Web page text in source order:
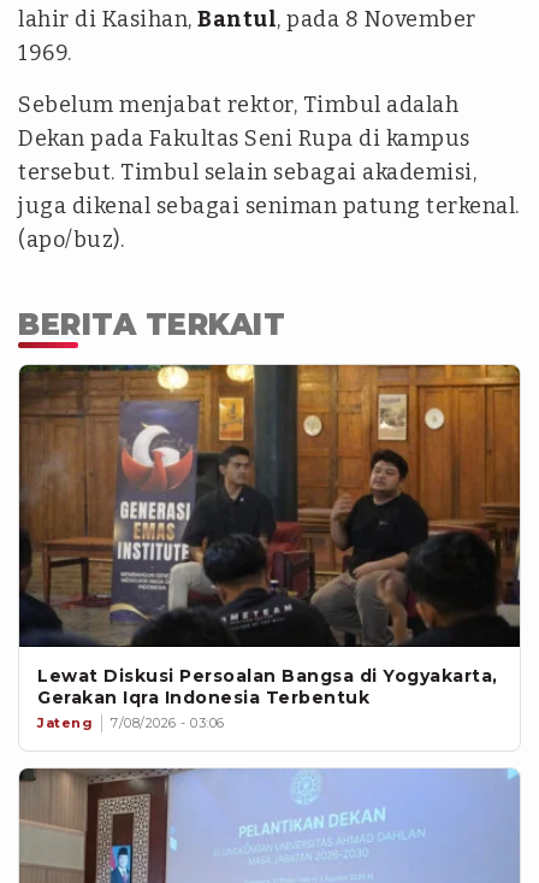
lahir di Kasihan, Bantul, pada 8 November
1969.
Sebelum menjabat rektor, Timbul adalah
Dekan pada Fakultas Seni Rupa di kampus
tersebut. Timbul selain sebagai akademisi,
juga dikenal sebagai seniman patung terkenal.
(apo/buz).
BERITA TERKAIT
Lewat Diskusi Persoalan Bangsa di Yogyakarta,
Gerakan Iqra Indonesia Terbentuk
Jateng 7/08/2026 - 03:06